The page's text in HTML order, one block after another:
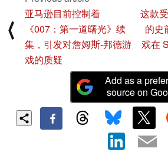
⟨
亚马逊目前控制着
《007：第一道曙光》续
集，引发对詹姆斯-邦德游
戏的质疑
这款
的史
戏在
Add as a
source on